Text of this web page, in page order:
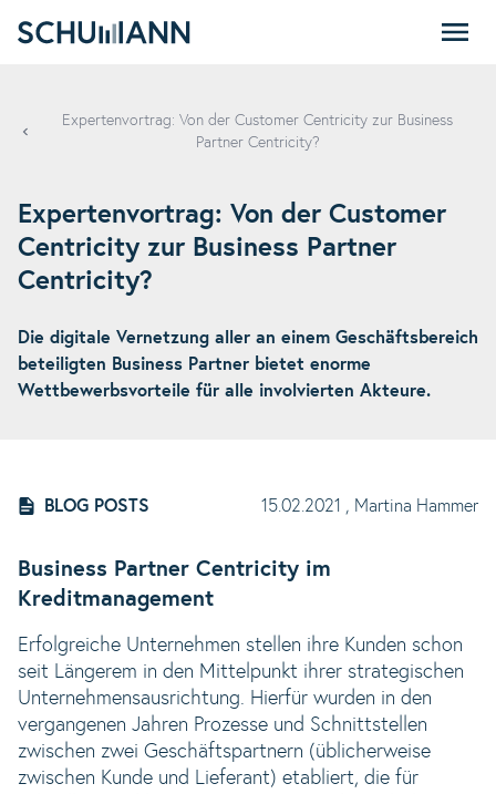
Expertenvortrag: Von der Customer Centricity zur Business
Partner Centricity?
Expertenvortrag: Von der Customer
Centricity zur Business Partner
Centricity?
Die digitale Vernetzung aller an einem Geschäftsbereich
beteiligten Business Partner bietet enorme
Wettbewerbsvorteile für alle involvierten Akteure.
BLOG POSTS 15.02.2021 , Martina Hammer
Business Partner Centricity im
Kreditmanagement
Erfolgreiche Unternehmen stellen ihre Kunden schon
seit Längerem in den Mittelpunkt ihrer strategischen
Unternehmensausrichtung. Hierfür wurden in den
vergangenen Jahren Prozesse und Schnittstellen
zwischen zwei Geschäftspartnern (üblicherweise
zwischen Kunde und Lieferant) etabliert, die für